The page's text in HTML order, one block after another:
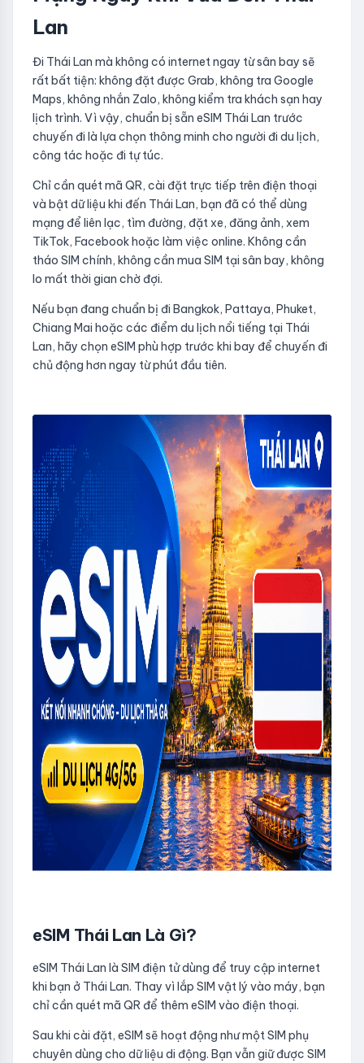
Lan
Đi Thái Lan mà không có internet ngay từ sân bay sẽ
rất bất tiện: không đặt được Grab, không tra Google
Maps, không nhắn Zalo, không kiểm tra khách sạn hay
lịch trình. Vì vậy, chuẩn bị sẵn eSIM Thái Lan trước
chuyến đi là lựa chọn thông minh cho người đi du lịch,
công tác hoặc đi tự túc.
Chỉ cần quét mã QR, cài đặt trực tiếp trên điện thoại
và bật dữ liệu khi đến Thái Lan, bạn đã có thể dùng
mạng để liên lạc, tìm đường, đặt xe, đăng ảnh, xem
TikTok, Facebook hoặc làm việc online. Không cần
tháo SIM chính, không cần mua SIM tại sân bay, không
lo mất thời gian chờ đợi.
Nếu bạn đang chuẩn bị đi Bangkok, Pattaya, Phuket,
Chiang Mai hoặc các điểm du lịch nổi tiếng tại Thái
Lan, hãy chọn eSIM phù hợp trước khi bay để chuyến đi
chủ động hơn ngay từ phút đầu tiên.
eSIM Thái Lan Là Gì?
eSIM Thái Lan là SIM điện tử dùng để truy cập internet
khi bạn ở Thái Lan. Thay vì lắp SIM vật lý vào máy, bạn
chỉ cần quét mã QR để thêm eSIM vào điện thoại.
Sau khi cài đặt, eSIM sẽ hoạt động như một SIM phụ
chuyên dùng cho dữ liệu di động. Bạn vẫn giữ được SIM